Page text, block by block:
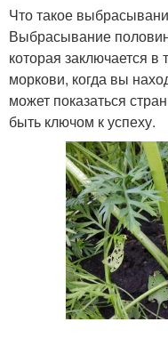
Что такое
Выбрасывание
которая заключается
моркови, когда вы
может показаться
быть ключом к успеху.